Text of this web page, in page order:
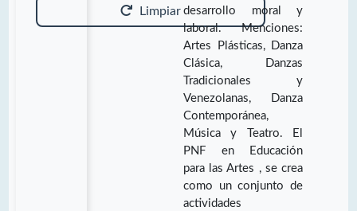
Limpiar desarrollo moral y
laboral. Menciones:
Artes Plásticas, Danza
Clásica, Danzas
Tradicionales y
Venezolanas, Danza
Contemporánea,
Música y Teatro. El
PNF en Educación
para las Artes , se crea
como un conjunto de
actividades